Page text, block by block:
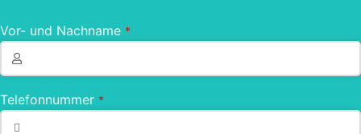
Vor- und Nachname *
Telefonnummer *